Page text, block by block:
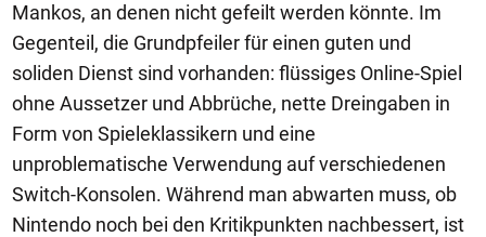
Mankos, an denen nicht gefeilt werden könnte. Im
Gegenteil, die Grundpfeiler für einen guten und
soliden Dienst sind vorhanden: flüssiges Online-Spiel
ohne Aussetzer und Abbrüche, nette Dreingaben in
Form von Spieleklassikern und eine
unproblematische Verwendung auf verschiedenen
Switch-Konsolen. Während man abwarten muss, ob
Nintendo noch bei den Kritikpunkten nachbessert, ist